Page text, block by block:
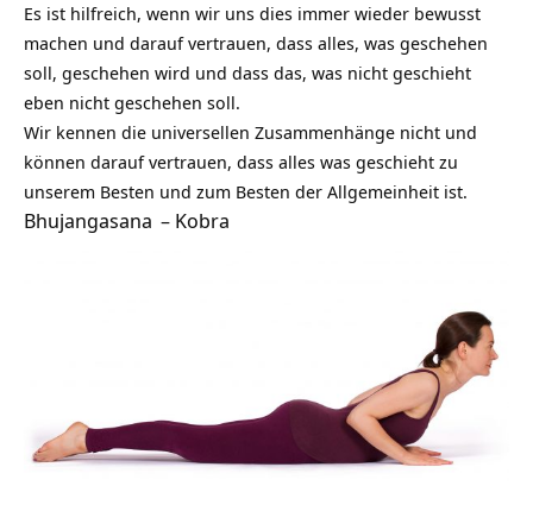
Es ist hilfreich, wenn wir uns dies immer wieder bewusst
machen und darauf vertrauen, dass alles, was geschehen
soll, geschehen wird und dass das, was nicht geschieht
eben nicht geschehen soll.
Wir kennen die universellen Zusammenhänge nicht und
können darauf vertrauen, dass alles was geschieht zu
unserem Besten und zum Besten der Allgemeinheit ist.
Bhujangasana – Kobra